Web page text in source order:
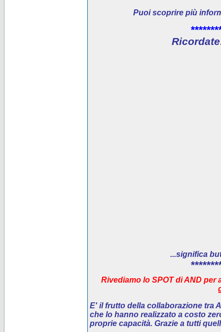
Puoi scoprire più
...significa
Rivediamo lo SPOT di AND
E' ilfrutto della collaborazione tra
che lo hanno realizzato a costo
proprie capacità. Grazie a tutti